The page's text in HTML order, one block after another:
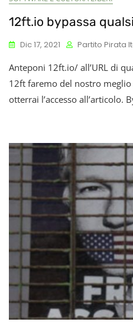
12ft.io bypassa
Dic 17, 2021 Partito Pirata
Anteponi 12ft.io/ all’URL di
12ft faremo del nostro
otterrai l’accesso all’articolo.